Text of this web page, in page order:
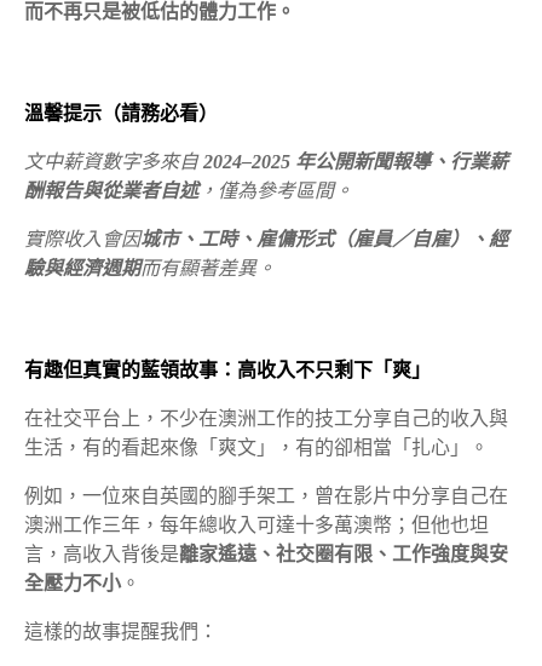
而不再只是被低估的體力工作。
溫馨提示（請務必看）
文中薪資數字多來自2024–2025 年公開新聞報導、行業薪
酬報告與從業者自述，僅為參考區間。
實際收入會因城市、工時、雇傭形式（雇員／自雇）、經
驗與經濟週期而有顯著差異。
有趣但真實的藍領故事：高收入不只剩下「爽」
在社交平台上，不少在澳洲工作的技工分享自己的收入與
生活，有的看起來像「爽文」，有的卻相當「扎心」。
例如，一位來自英國的腳手架工，曾在影片中分享自己在
澳洲工作三年，每年總收入可達十多萬澳幣；但他也坦
言，高收入背後是離家遙遠、社交圈有限、工作強度與安
全壓力不小。
這樣的故事提醒我們：